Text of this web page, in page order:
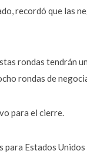
recordó que las
rondas tendrán
rondas de
para el cierre.
Estados